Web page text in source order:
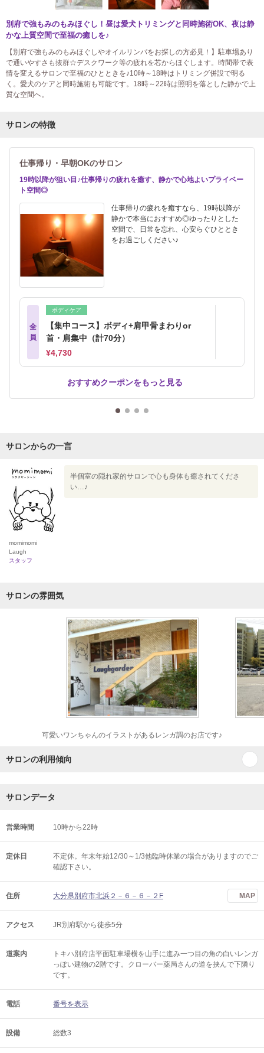
別府で強もみのもみほぐし！昼は愛犬トリミングと同時施術OK、夜は静
かな上質空間で至福の癒しを♪
【別府で強もみのもみほぐしやオイルリンパをお探しの方必見！】駐車場あり
で通いやすさも抜群☆デスクワーク等の疲れを芯からほぐします。時間帯で表
情を変えるサロンで至福のひとときを♪10時～18時はトリミング併設で明る
く。愛犬のケアと同時施術も可能です。18時～22時は照明を落とした静かで上
質な空間へ。
サロンの特徴
仕事帰り・早朝OKのサロン
19時以降が狙い目♪仕事帰りの疲れを癒す、静かで心地よいプライベー
ト空間◎
仕事帰りの疲れを癒すなら、19時以降が
静かで本当におすすめ◎ゆったりとした
空間で、日常を忘れ、心安らぐひととき
をお過ごしください♪
全
員
ボディケア
【集中コース】ボディ+肩甲骨まわりor
首・肩集中（計70分）
¥4,730
おすすめクーポンをもっと見る
サロンからの一言
momimomi
Laugh
スタッフ
半個室の隠れ家的サロンで心も身体も癒されてくださ
い…♪
サロンの雰囲気
可愛いワンちゃんのイラストがあるレンガ調のお店です♪
サロンの利用傾向
サロンデータ
営業時間 10時から22時
定休日
不定休。年末年始12/30～1/3他臨時休業の場合がありますのでご
確認下さい。
住所 大分県別府市北浜２－６－６－２F MAP
アクセス JR別府駅から徒歩5分
道案内
トキハ別府店平面駐車場横を山手に進み一つ目の角の白いレンガ
っぽい建物の2階です。クローバー薬局さんの道を挟んで下隣り
です。
電話 番号を表示
設備 総数3